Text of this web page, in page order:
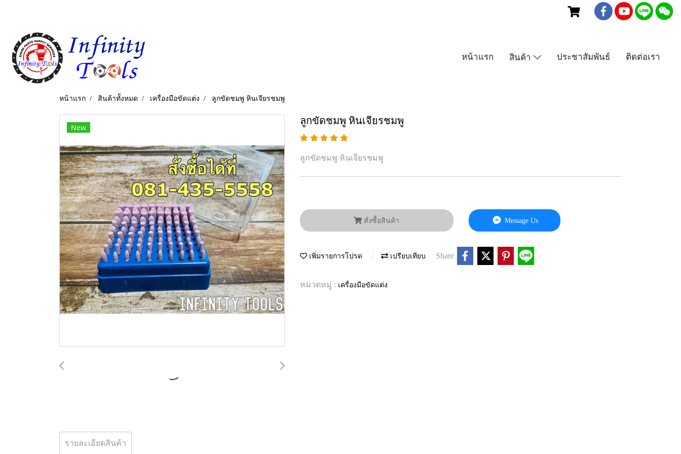
หน้าแรก สินค้า ประชาสัมพันธ์ ติดต่อเรา
หน้าแรก สินค้าทั้งหมด เครื่องมือขัดแต่ง ลูกขัดชมพู หินเจียรชมพู
New
ลูกขัดชมพู หินเจียรชมพู
ลูกขัดชมพู หินเจียรชมพู
สั่งซื้อสินค้า Message Us
เพิ่มรายการโปรด เปรียบเทียบ Share
หมวดหมู่ : เครื่องมือขัดแต่ง
รายละเอียดสินค้า